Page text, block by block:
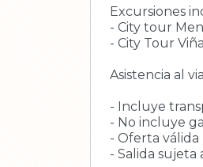
Excursiones
- City tour
- City Tour
Asistencia al
- Incluye
- No incluye
- Oferta
- Salida